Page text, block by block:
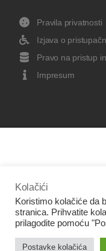
Pravila privatnosti
Izjava o
Pravo na pristup
Impresum
Europskog fonda
Kolačići
Koristimo kolačiće da
stranica. Prihvatite
prilagodite pomoću
Postavke kolačića